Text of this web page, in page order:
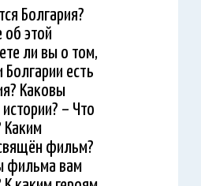
Болгария?
об этой
ли вы о том,
Болгарии есть
Каковы
– Что
Каким
фильм?
фильма вам